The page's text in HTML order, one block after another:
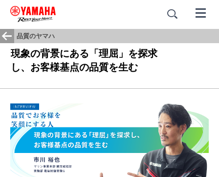
品質のヤマハ
現象の背景にある「理屈」を探求
し、お客様基点の品質を生む